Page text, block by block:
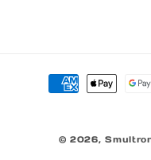
Betalningsmetoder
© 2026,